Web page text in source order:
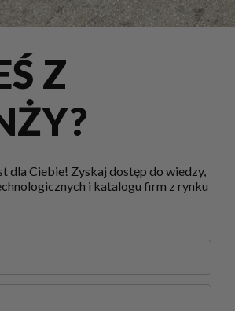
Z
dla Ciebie! Zyskaj dostęp do wiedzy,
i katalogu firm z rynku